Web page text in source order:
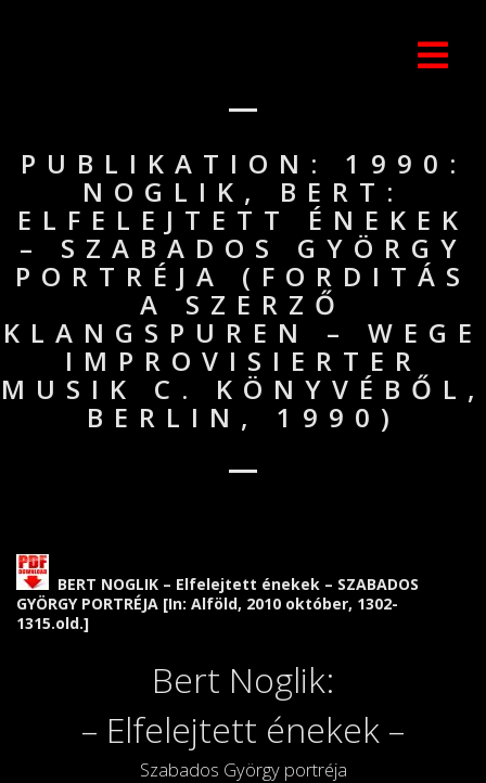
PUBLIKATION: 1990:
NOGLIK, BERT:
ELFELEJTETT ÉNEKEK
– SZABADOS GYÖRGY
PORTRÉJA (FORDITÁS
A SZERZŐ
KLANGSPUREN – WEGE
IMPROVISIERTER
MUSIK C. KÖNYVÉBŐL,
BERLIN, 1990)
BERT NOGLIK – Elfelejtett énekek – SZABADOS
GYÖRGY PORTRÉJA [In: Alföld, 2010 október, 1302-
1315.old.]
Bert Noglik:
– Elfelejtett énekek –
Szabados György portréja